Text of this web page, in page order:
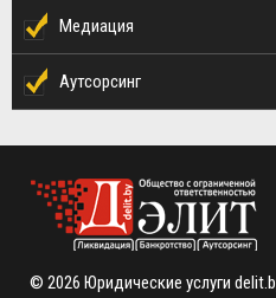
Медиация
Аутсорсинг
© 2026 Юридические услуги